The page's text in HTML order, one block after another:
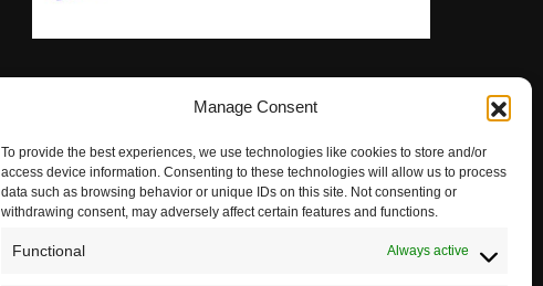
Manage Consent
To provide the best experiences, we use technologies like cookies to store and/or
access device information. Consenting to these technologies will allow us to process
data such as browsing behavior or unique IDs on this site. Not consenting or
withdrawing consent, may adversely affect certain features and functions.
Functional Always active